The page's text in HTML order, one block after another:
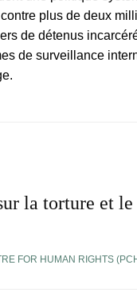
plus de deux
de détenus
de surveillance
la torture et
FOR HUMAN RIGHTS